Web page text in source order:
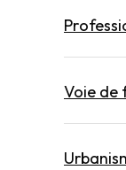
Voie de